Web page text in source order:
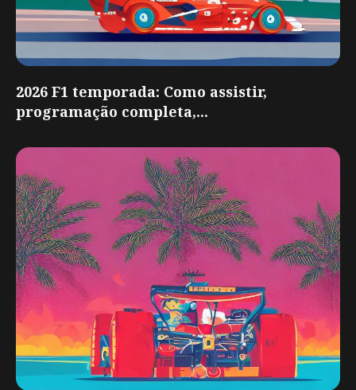
2026 F1 temporada: Como assistir,
programação completa,...